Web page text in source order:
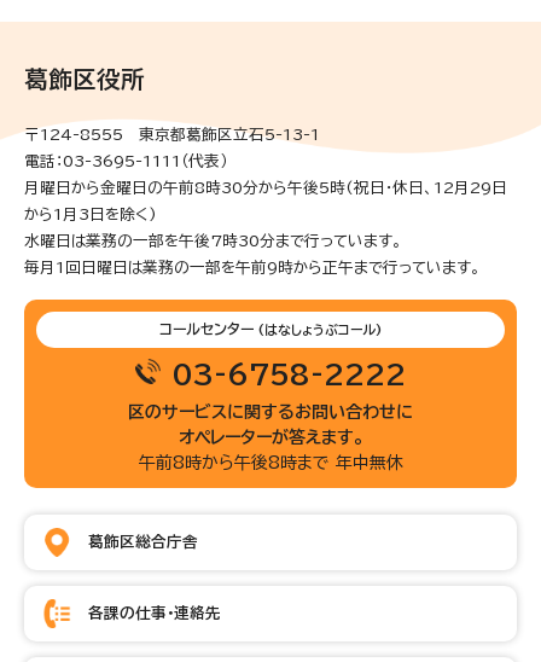
葛飾区役所
〒124-8555 東京都葛飾区立石5-13-1
電話：03-3695-1111（代表）
月曜日から金曜日の午前8時30分から午後5時(祝日・休日、12月29日
から1月3日を除く)
水曜日は業務の一部を午後7時30分まで行っています。
毎月1回日曜日は業務の一部を午前9時から正午まで行っています。
コールセンター (はなしょうぶコール)
03-6758-2222
区のサービスに関するお問い合わせに
オペレーターが答えます。
午前8時から午後8時まで 年中無休
葛飾区総合庁舎
各課の仕事・連絡先